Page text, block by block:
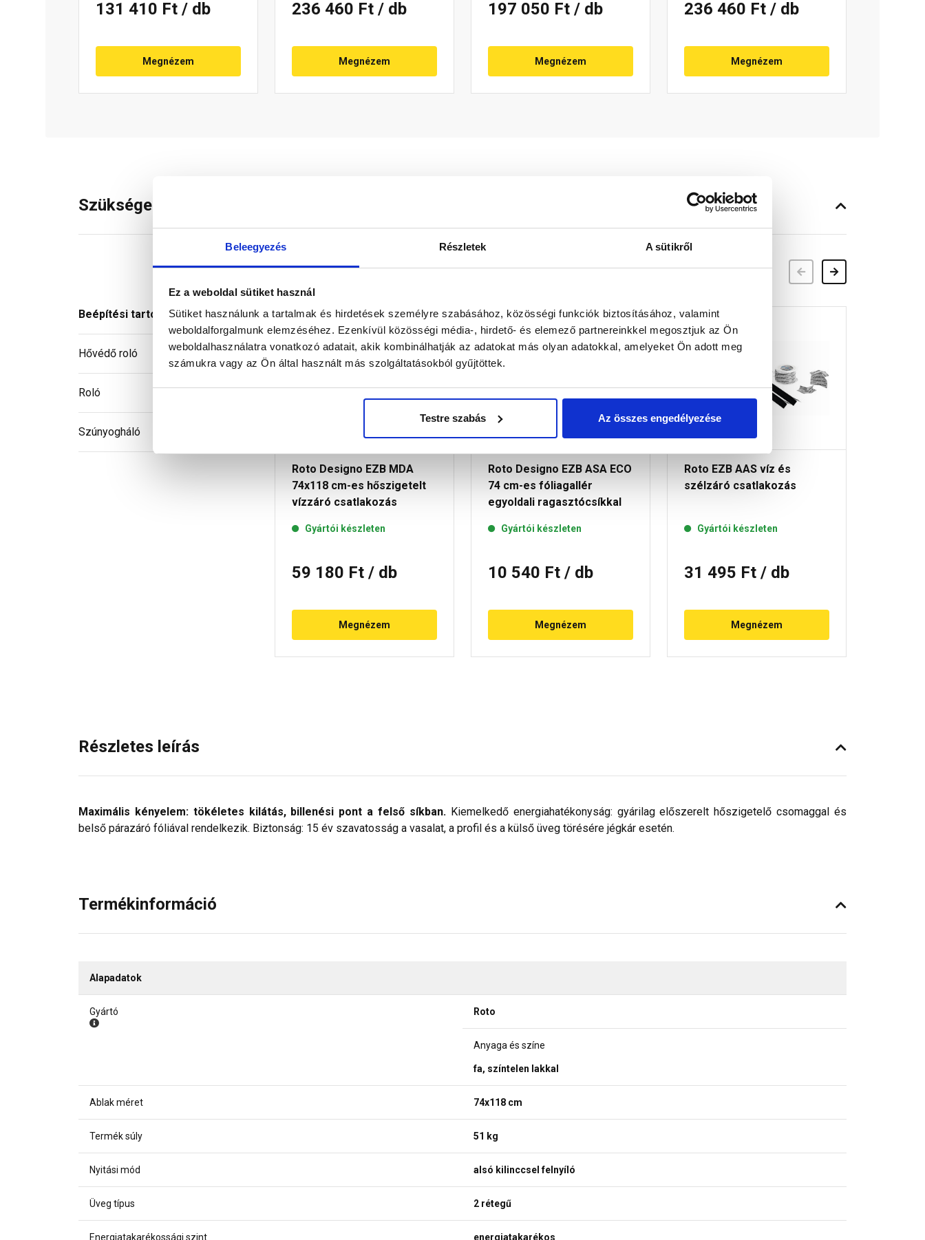
Beleegyezés Részletek A sütikről
Ez a weboldal sütiket használ
Sütiket használunk a tartalmak és hirdetések személyre szabásához, közösségi funkciók biztosításához, valamint
weboldalforgalmunk elemzéséhez. Ezenkívül közösségi média-, hirdető- és elemező partnereinkkel megosztjuk az Ön
weboldalhasználatra vonatkozó adatait, akik kombinálhatják az adatokat más olyan adatokkal, amelyeket Ön adott meg
számukra vagy az Ön által használt más szolgáltatásokból gyűjtöttek.
Testre szabás Az összes engedélyezése
131 410 Ft / db
Megnézem
236 460 Ft / db
Megnézem
197 050 Ft / db
Megnézem
236 460 Ft / db
Megnézem
Szükséged lehet rá
Beépítési tartozék
Hővédő roló
Roló
Szúnyogháló
Előző Következő
Roto Designo EZB MDA
74x118 cm-es hőszigetelt
vízzáró csatlakozás
Gyártói készleten
59 180 Ft / db
Megnézem
Roto Designo EZB ASA ECO
74 cm-es fóliagallér
egyoldali ragasztócsíkkal
Gyártói készleten
10 540 Ft / db
Megnézem
Roto EZB AAS víz és
szélzáró csatlakozás
Gyártói készleten
31 495 Ft / db
Megnézem
Részletes leírás
Maximális kényelem: tökéletes kilátás, billenési pont a felső síkban. Kiemelkedő energiahatékonyság: gyárilag előszerelt hőszigetelő csomaggal és
belső párazáró fóliával rendelkezik. Biztonság: 15 év szavatosság a vasalat, a profil és a külső üveg törésére jégkár esetén.
Termékinformáció
Alapadatok
Gyártó Roto
Anyaga és színe
fa, színtelen lakkal
Ablak méret 74x118 cm
Termék súly 51 kg
Nyitási mód alsó kilinccsel felnyíló
Üveg típus 2 rétegű
Energiatakarékossági szint energiatakarékos